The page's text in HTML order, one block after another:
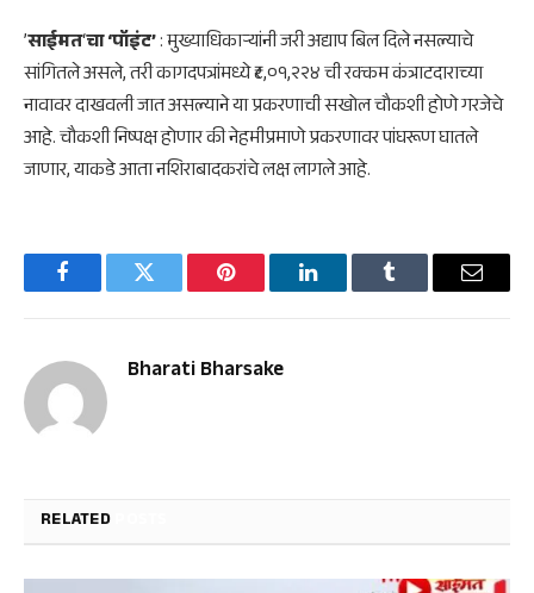
​’साईमत‘चा ‘पॉइंट’: मुख्याधिकाऱ्यांनी जरी अद्याप बिल दिले नसल्याचे
सांगितले असले, तरी कागदपत्रांमध्ये ₹८,०१,२२४ ची रक्कम कंत्राटदाराच्या
नावावर दाखवली जात असल्याने या प्रकरणाची सखोल चौकशी होणे गरजेचे
आहे. चौकशी निष्पक्ष होणार की नेहमीप्रमाणे प्रकरणावर पांघरूण घातले
जाणार, याकडे आता नशिराबादकरांचे लक्ष लागले आहे.
FacebookTwitter Pinterest LinkedInTumblr Email
Bharati Bharsake
RELATED